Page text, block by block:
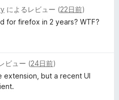
によるレビュー (22日前)
for firefox in 2 years? WTF?
ビュー (24日前)
extension, but a recent UI